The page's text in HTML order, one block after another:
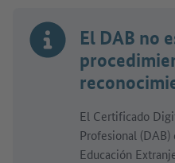
El DAB no
El Certificado
Profesional
Educación